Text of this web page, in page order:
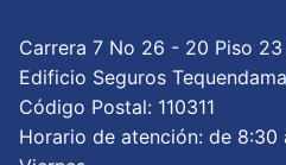
Carrera 7 No 26 - 20 Piso
Edificio Seguros
Código Postal: 110311
Horario de atención: de 8:30